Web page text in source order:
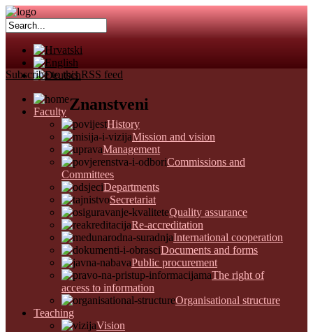
Faculty
History
Mission and vision
Management
Commissions and
Committees
Departments
Secretariat
Quality assurance
Re-accreditation
International cooperation
Documents and forms
Public procurement
The right of
access to information
Organisational structure
Teaching
Vision
Subscribe to this RSS feed
Znanstveni